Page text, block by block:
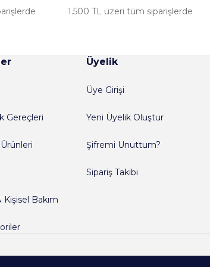
1.500 TL üzeri tüm siparişlerde
Gereçleri
Bakım
Üyelik
Üye Girişi
Yeni Üyelik Oluştur
Şifremi Unuttum?
Sipariş Takibi